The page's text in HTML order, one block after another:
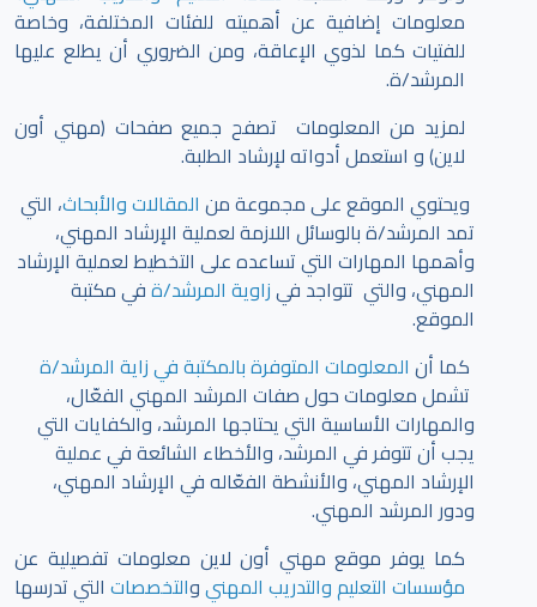
معلومات إضافية عن أهميته للفئات المختلفة، وخاصة
للفتيات كما لذوي الإعاقة، ومن الضروري أن يطلع عليها
المرشد/ة.
لمزيد من المعلومات تصفح جميع صفحات (مهني أون
لاين) و استعمل أدواته لإرشاد الطلبة.
ويحتوي الموقع على مجموعة من المقالات والأبحاث، التي
تمد المرشد/ة بالوسائل اللازمة لعملية الإرشاد المهني،
وأهمها المهارات التي تساعده على التخطيط لعملية الإرشاد
المهني، والتي تتواجد فيزاوية المرشد/ةفي مكتبة
الموقع.
كما أن المعلومات المتوفرة بالمكتبة في زاية المرشد/ة
تشمل معلومات حول صفات المرشد المهني الفعّال،
والمهارات الأساسية التي يحتاجها المرشد، والكفايات التي
يجب أن تتوفر في المرشد، والأخطاء الشائعة في عملية
الإرشاد المهني، والأنشطة الفعّاله في الإرشاد المهني،
ودور المرشد المهني.
كما يوفر موقع مهني أون لاين معلومات تفصيلية عن
مؤسسات التعليم والتدريب المهنيوالتخصصات التي تدرسها